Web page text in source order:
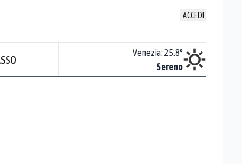
ACCEDI
Venezia: 25.8°
Sereno